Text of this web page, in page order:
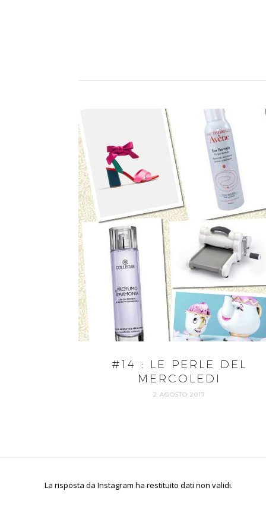
#14 : LE PERLE DEL
MERCOLEDI
2 AGOSTO 2017
La risposta da Instagram ha restituito dati non validi.